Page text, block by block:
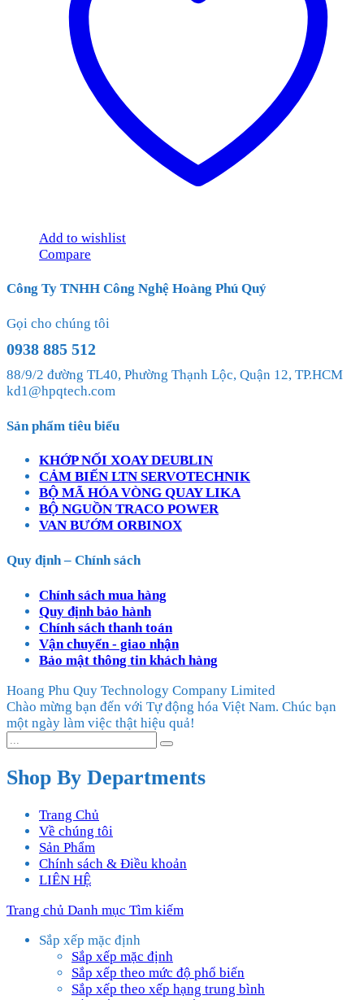
Add to wishlist
Compare
Công Ty TNHH Công Nghệ Hoàng Phú Quý
Gọi cho chúng tôi
0938 885 512
88/9/2 đường TL40, Phường Thạnh Lộc, Quận 12, TP.HCM
kd1@hpqtech.com
Sản phẩm tiêu biểu
KHỚP NỐI XOAY DEUBLIN
CẢM BIẾN LTN SERVOTECHNIK
BỘ MÃ HÓA VÒNG QUAY LIKA
BỘ NGUỒN TRACO POWER
VAN BƯỚM ORBINOX
Quy định – Chính sách
Chính sách mua hàng
Quy định bảo hành
Chính sách thanh toán
Vận chuyển - giao nhận
Bảo mật thông tin khách hàng
Hoang Phu Quy Technology Company Limited
Chào mừng bạn đến với Tự động hóa Việt Nam. Chúc bạn
một ngày làm việc thật hiệu quả!
Shop By Departments
Trang Chủ
Về chúng tôi
Sản Phẩm
Chính sách & Điều khoản
LIÊN HỆ
Trang chủ Danh mục Tìm kiếm
Sắp xếp mặc định
Sắp xếp mặc định
Sắp xếp theo mức độ phổ biến
Sắp xếp theo xếp hạng trung bình